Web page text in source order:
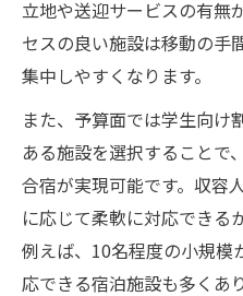
立地や送迎サービスの有無
セスの良い施設は移動の手
集中しやすくなります。
また、予算面では学生向け
ある施設を選択することで
合宿が実現可能です。収容
に応じて柔軟に対応できる
例えば、10名程度の小規模
応できる宿泊施設も多くあ